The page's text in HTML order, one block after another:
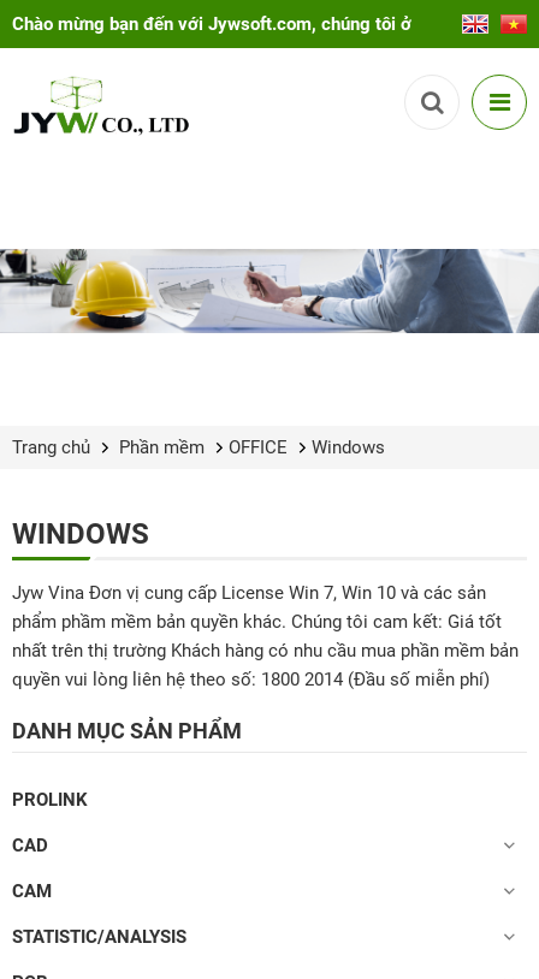
Chào mừng bạn đến với Jywsoft.com, chúng tôi ở
đây để giúp bạn!
Trang chủ Phần mềm OFFICE Windows
WINDOWS
Jyw Vina Đơn vị cung cấp License Win 7, Win 10 và các sản
phẩm phầm mềm bản quyền khác. Chúng tôi cam kết: Giá tốt
nhất trên thị trường Khách hàng có nhu cầu mua phần mềm bản
quyền vui lòng liên hệ theo số: 1800 2014 (Đầu số miễn phí)
DANH MỤC SẢN PHẨM
PROLINK
CAD
CAM
STATISTIC/ANALYSIS